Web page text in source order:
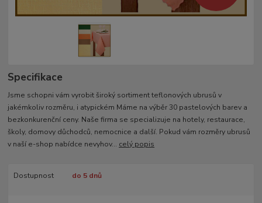
Specifikace
Jsme schopni vám vyrobit široký sortiment teflonových ubrusů v
jakémkoliv rozměru, i atypickém Máme na výběr 30 pastelových barev a
bezkonkurenční ceny. Naše firma se specializuje na hotely, restaurace,
školy, domovy důchodců, nemocnice a další. Pokud vám rozměry ubrusů
v naší e-shop nabídce nevyhov... celý popis
Dostupnost do 5 dnů